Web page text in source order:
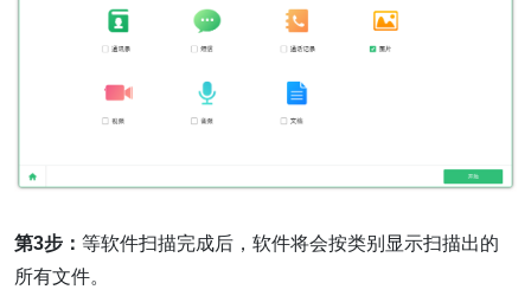
第3步： 等软件扫描完成后，软件将会按类别显示扫描出的
所有文件。